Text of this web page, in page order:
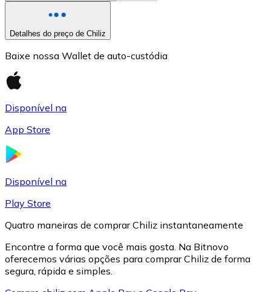
Detalhes do preço de Chiliz
Baixe nossa Wallet de auto-custódia
Disponível na
App Store
Disponível na
Play Store
Quatro maneiras de comprar Chiliz instantaneamente
Encontre a forma que você mais gosta. Na Bitnovo
oferecemos várias opções para comprar Chiliz de forma
segura, rápida e simples.